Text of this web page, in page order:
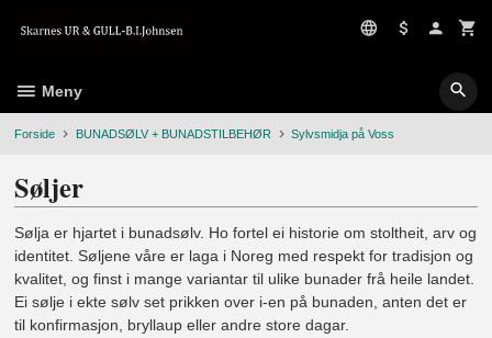
Meny
Forside BUNADSØLV + BUNADSTILBEHØR Sylvsmidja på Voss
Søljer
Sølja er hjartet i bunadsølv. Ho fortel ei historie om stoltheit, arv og
identitet. Søljene våre er laga i Noreg med respekt for tradisjon og
kvalitet, og finst i mange variantar til ulike bunader frå heile landet.
Ei sølje i ekte sølv set prikken over i-en på bunaden, anten det er
til konfirmasjon, bryllaup eller andre store dagar.